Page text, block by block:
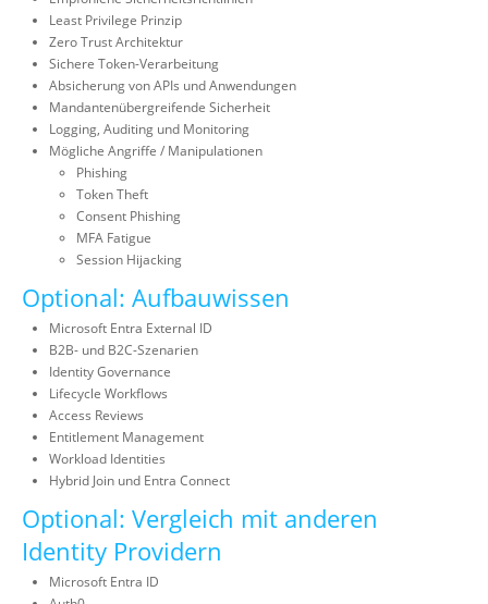
Least Privilege Prinzip
Zero Trust Architektur
Sichere Token-Verarbeitung
Absicherung von APIs und Anwendungen
Mandantenübergreifende Sicherheit
Logging, Auditing und Monitoring
Mögliche Angriffe / Manipulationen
Phishing
Token Theft
Consent Phishing
MFA Fatigue
Session Hijacking
Optional: Aufbauwissen
Microsoft Entra External ID
B2B- und B2C-Szenarien
Identity Governance
Lifecycle Workflows
Access Reviews
Entitlement Management
Workload Identities
Hybrid Join und Entra Connect
Optional: Vergleich mit anderen
Identity Providern
Microsoft Entra ID